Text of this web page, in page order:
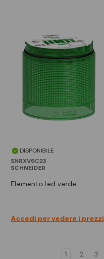
DISPONIBILE
SNRXV6C23
SCHNEIDER
elemento led verde
Accedi per vedere i prezzi
1 2 3